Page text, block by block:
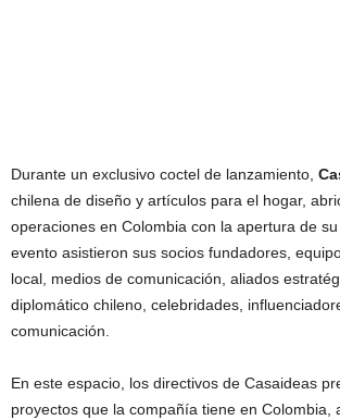
Durante un exclusivo coctel de lanzamiento,
chilena de diseño y artículos para el hogar,
operaciones en Colombia con la apertura de
evento asistieron sus socios fundadores,
local, medios de comunicación, aliados
diplomático chileno, celebridades,
comunicación.
En este espacio, los directivos de Casaideas
proyectos que la compañía tiene en Colombia,